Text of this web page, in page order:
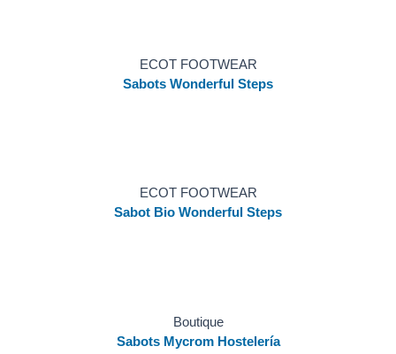
ECOT FOOTWEAR
Sabots Wonderful Steps
ECOT FOOTWEAR
Sabot Bio Wonderful Steps
Boutique
Sabots Mycrom Hostelería